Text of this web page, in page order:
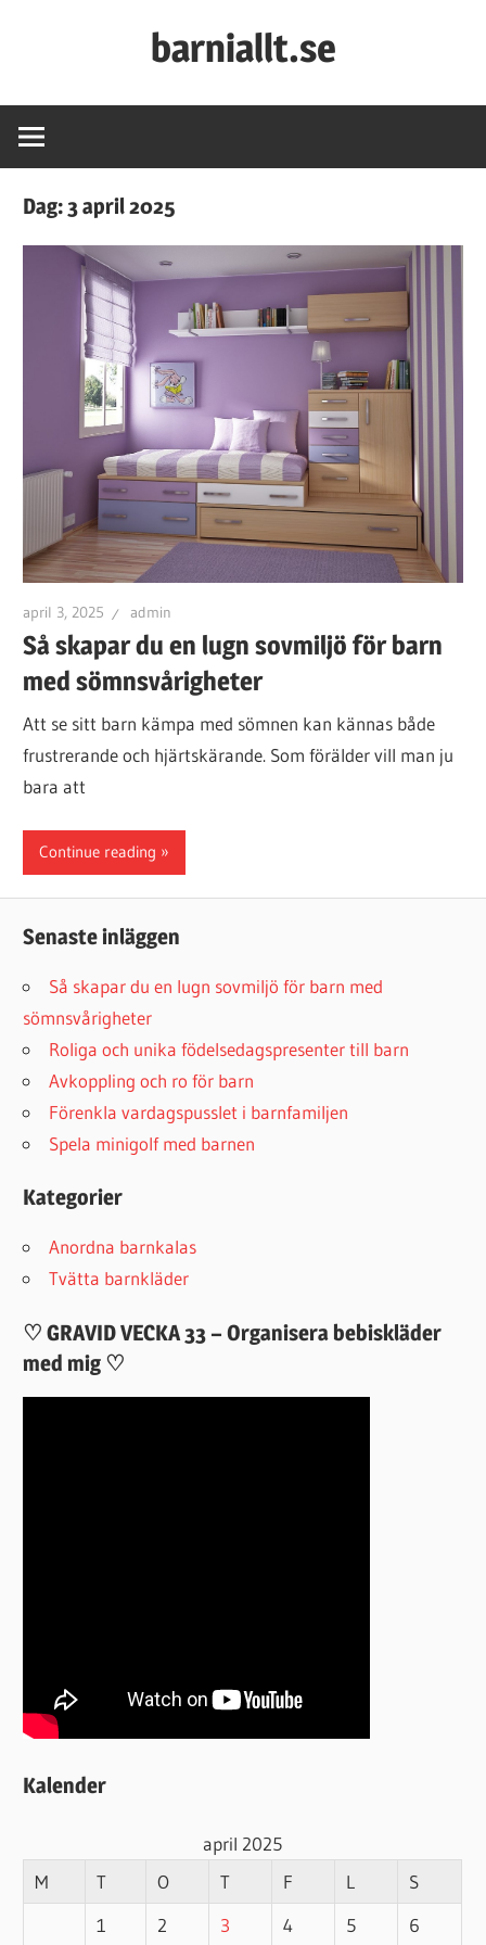
barniallt.se
barnkläder
hand
Dag: 3 april 2025
april 3, 2025 admin
Så skapar du en lugn sovmiljö för barn
med sömnsvårigheter
Att se sitt barn kämpa med sömnen kan kännas både
frustrerande och hjärtskärande. Som förälder vill man ju
bara att
Continue reading
Senaste inläggen
Så skapar du en lugn sovmiljö för barn med
sömnsvårigheter
Roliga och unika födelsedagspresenter till barn
Avkoppling och ro för barn
Förenkla vardagspusslet i barnfamiljen
Spela minigolf med barnen
Kategorier
Anordna barnkalas
Tvätta barnkläder
♡ GRAVID VECKA 33 – Organisera bebiskläder
med mig ♡
Kalender
april 2025
M
T O T F L
S
1
2 3 4 5 6